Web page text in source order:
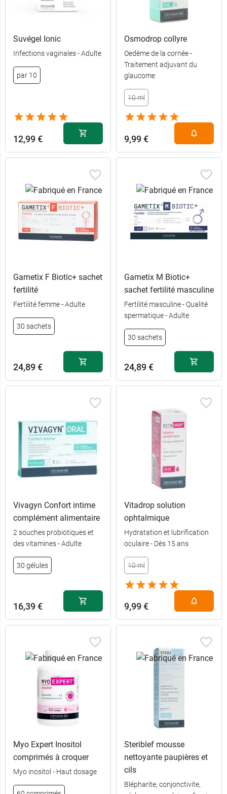
Suvégel Ionic
Infections vaginales - Adulte
par 10
12,99 €
Osmodrop collyre
Oedème de la cornée -
Traitement adjuvant du
glaucome
10 ml
9,99 €
Gametix F Biotic+ sachet
fertilité
Fertilité femme - Adulte
30 sachets
24,89 €
Gametix M Biotic+
sachet fertilité masculine
Fertilité masculine - Qualité
spermatique - Adulte
30 sachets
24,89 €
Vivagyn Confort intime
complément alimentaire
2 souches probiotiques et
des vitamines - Adulte
30 gélules
16,39 €
Vitadrop solution
ophtalmique
Hydratation et lubrification
oculaire - Dès 15 ans
10 ml
9,99 €
Myo Expert Inositol
comprimés à croquer
Myo inositol - Haut dosage
Steriblef mousse
nettoyante paupières et
cils
Blépharite, conjonctivite,